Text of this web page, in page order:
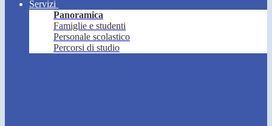
Servizi
Panoramica
Famiglie e studenti
Personale scolastico
Percorsi di studio